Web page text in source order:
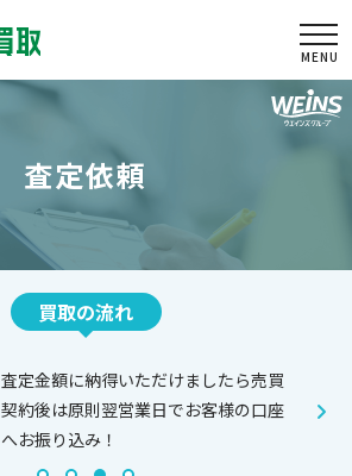
査定依頼
買取の流れ
査定金額に納得いただけましたら売買
契約後は原則翌営業日でお客様の口座
へお振り込み！